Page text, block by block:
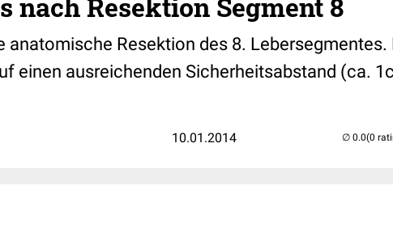
anatomische Resektion des 8. Lebersegmentes.
einen ausreichenden Sicherheitsabstand (ca.
10.01.2014 (0